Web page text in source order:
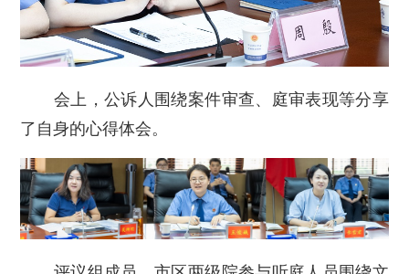
会上，公诉人围绕案件审查、庭审表现等分享
了自身的心得体会。